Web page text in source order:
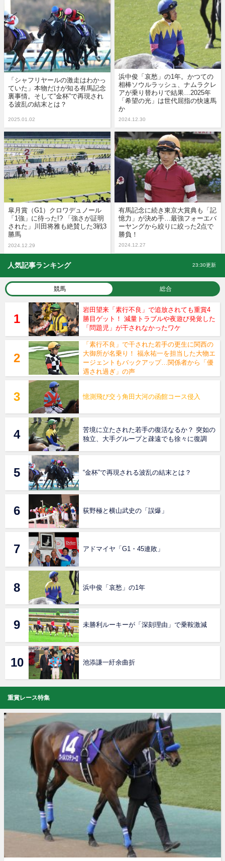
「シャフリヤールの激走はわかっ
ていた」本物だけが知る有馬記念
裏事情。そして“金杯”で再現され
る波乱の結末とは？
2025.01.02
浜中俊「哀愁」の1年。かつての
相棒ソウルラッシュ、ナムラクレ
アが乗り替わりで結果…2025年
「希望の光」は世代屈指の快速馬
か
2024.12.30
皐月賞（G1）クロワデュノール
「1強」に待った!? 「強さが証明
された」川田将雅も絶賛した3戦3
勝馬
2024.12.29
有馬記念に続き東京大賞典も「記
憶力」が決め手…最強フォーエバ
ーヤングから絞りに絞った2点で
勝負！
2024.12.27
人気記事ランキング 23:30更新
競馬 総合
岩田望来「素行不良」で追放されても重賞4
勝目ゲット！ 減量トラブルや夜遊び発覚した
「問題児」が干されなかったワケ
「素行不良」で干された若手の更生に関西の
大御所が名乗り！ 福永祐一を担当した大物エ
ージェントもバックアップ…関係者から「優
遇され過ぎ」の声
憶測飛び交う角田大河の函館コース侵入
苦境に立たされた若手の復活なるか？ 突如の
独立、大手グループと疎遠でも徐々に復調
“金杯”で再現される波乱の結末とは？
荻野極と横山武史の「誤爆」
アドマイヤ「G1・45連敗」
浜中俊「哀愁」の1年
未勝利ルーキーが「深刻理由」で乗鞍激減
池添謙一紆余曲折
重賞レース特集